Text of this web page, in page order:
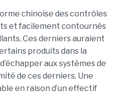
chinoise des contrôles
et facilement contournés
Ces derniers auraient
produits dans la
aux systèmes de
de ces derniers. Une
en raison d’un effectif